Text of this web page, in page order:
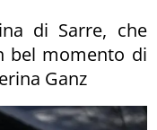
di Sarre, che
bel momento di
Ganz